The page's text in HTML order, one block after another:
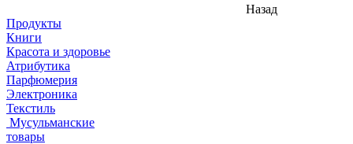
Назад
Продукты
Книги
Красота и здоровье
Атрибутика
Парфюмерия
Электроника
Текстиль
Мусульманские
товары